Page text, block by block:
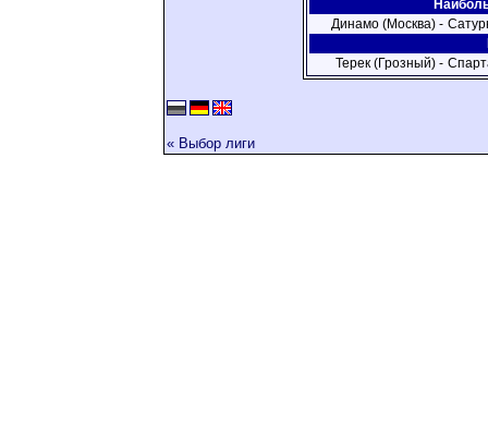
Динамо (Москва) -
Терек (Грозный) -
« Выбор лиги